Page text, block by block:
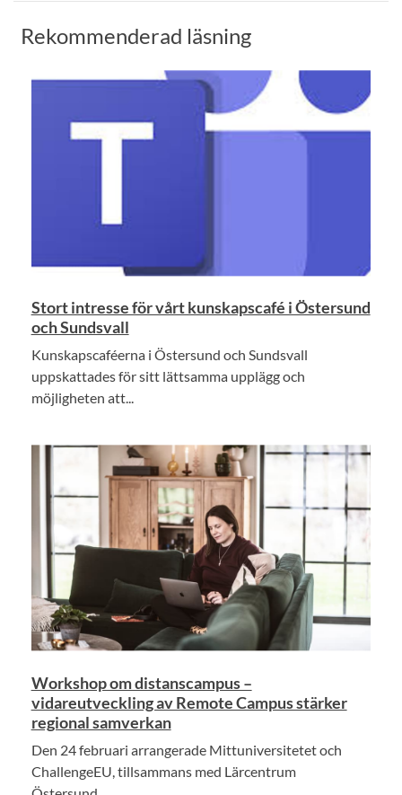
Rekommenderad läsning
Stort intresse för vårt kunskapscafé i Östersund
och Sundsvall
Kunskapscaféerna i Östersund och Sundsvall
uppskattades för sitt lättsamma upplägg och
möjligheten att...
Workshop om distanscampus –
vidareutveckling av Remote Campus stärker
regional samverkan
Den 24 februari arrangerade Mittuniversitetet och
ChallengeEU, tillsammans med Lärcentrum